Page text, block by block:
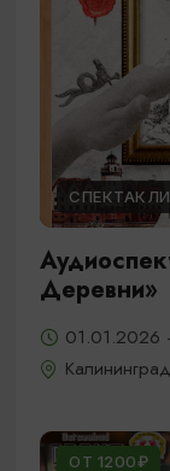
СПЕКТАКЛИ
Деревни»
01.01.2026
Калининград
ОТ 1200₽